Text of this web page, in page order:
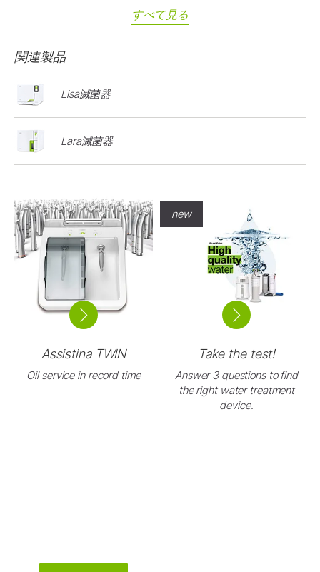
すべて見る
関連製品
Lisa滅菌器
Lara滅菌器
Assistina TWIN
Oil service in record time
new
Take the test!
Answer 3 questions to find
the right water treatment
device.